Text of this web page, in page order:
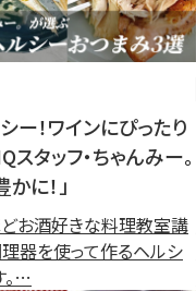
！ワインにぴったり
タッフ・ちゃんみー。
に！」
お酒好きな料理教室講
理器を使って作るヘルシ
…